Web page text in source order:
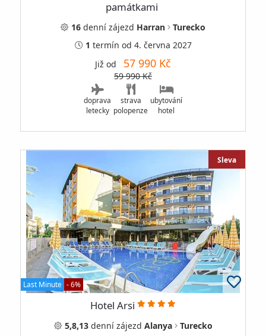
památkami
16 denní zájezd Harran
Turecko
1 termín od 4. června 2027
Již od 57 990 Kč
59 990 Kč
doprava
letecky
strava
polopenze
ubytování
hotel
Sleva
Last Minute - 6%
Hotel Arsi
5,8,13dennízájezd Alanya
Turecko